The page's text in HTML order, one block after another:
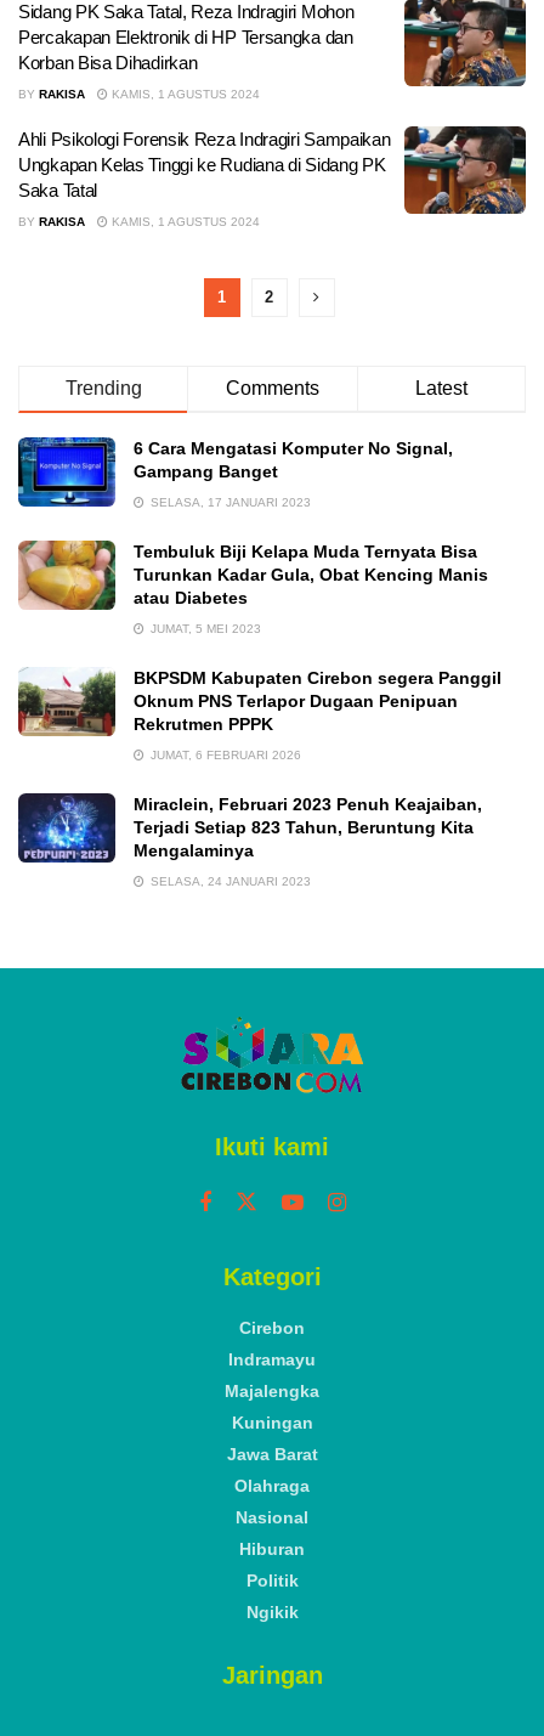
Sidang PK Saka Tatal, Reza Indragiri Mohon
Percakapan Elektronik di HP Tersangka dan
Korban Bisa Dihadirkan
BY RAKISA KAMIS, 1 AGUSTUS 2024
Ahli Psikologi Forensik Reza Indragiri Sampaikan
Ungkapan Kelas Tinggi ke Rudiana di Sidang PK
Saka Tatal
BY RAKISA KAMIS, 1 AGUSTUS 2024
1 2
Trending Comments Latest
6 Cara Mengatasi Komputer No Signal,
Gampang Banget
SELASA, 17 JANUARI 2023
Tembuluk Biji Kelapa Muda Ternyata Bisa
Turunkan Kadar Gula, Obat Kencing Manis
atau Diabetes
JUMAT, 5 MEI 2023
BKPSDM Kabupaten Cirebon segera Panggil
Oknum PNS Terlapor Dugaan Penipuan
Rekrutmen PPPK
JUMAT, 6 FEBRUARI 2026
Miraclein, Februari 2023 Penuh Keajaiban,
Terjadi Setiap 823 Tahun, Beruntung Kita
Mengalaminya
SELASA, 24 JANUARI 2023
Ikuti kami
Kategori
Cirebon
Indramayu
Majalengka
Kuningan
Jawa Barat
Olahraga
Nasional
Hiburan
Politik
Ngikik
Jaringan